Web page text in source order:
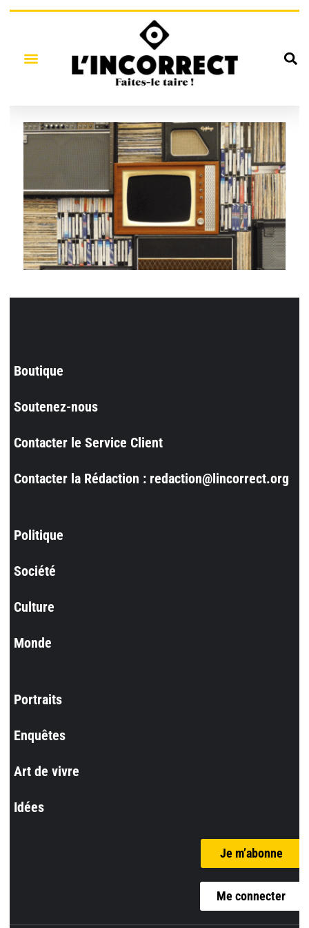
Boutique
Soutenez-nous
Contacter le Service Client
Contacter la Rédaction : redaction@lincorrect.org
Politique
Société
Culture
Monde
Portraits
Enquêtes
Art de vivre
Idées
Je m’abonne
Me connecter